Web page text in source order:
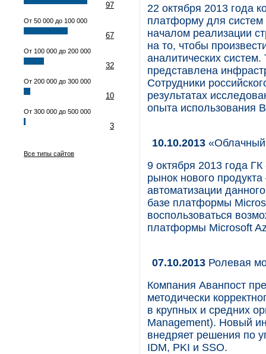
97
От 50 000 до 100 000
67
От 100 000 до 200 000
32
От 200 000 до 300 000
10
От 300 000 до 500 000
3
Все типы сайтов
22 октября 2013 года
платформу для систем
началом реализации
на то, чтобы
аналитических
представлена
Сотрудники
результатах
опыта использования
10.10.2013
9 октября 2013 года
рынок нового
автоматизации
базе платформы
воспользоваться
платформы Microsoft
07.10.2013 Ролевая
Компания Аванпост
методически
в крупных и средних
Management). Новый
внедряет решения по
IDM, PKI и SSO.